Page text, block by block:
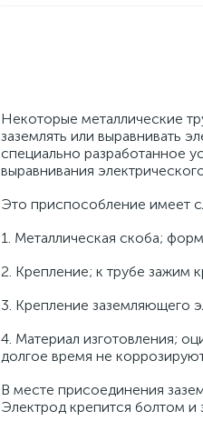
Некоторые металлические
заземлять или выравнивать
специально разработанное
выравнивания
Это приспособление имеет
1. Металлическая скоба;
2. Крепление; к трубе зажим
3. Крепление заземляющего
4. Материал изготовления;
долгое время не
В месте присоединения
Электрод крепится болтом